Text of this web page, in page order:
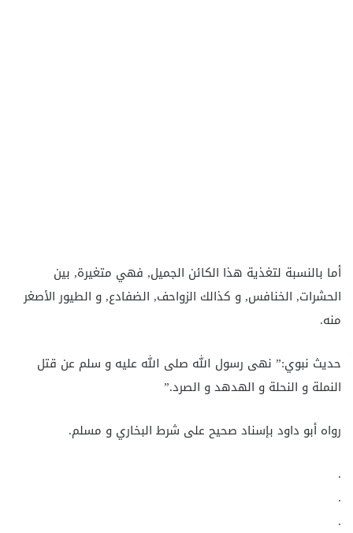
أما بالنسبة لتغذية هذا الكائن الجميل, فهي متغيرة, بين
الحشرات, الخنافس, و كذالك الزواحف, الضفادع, و الطيور الأصغر
منه.
حديث نبوي:” نهى رسول الله صلى الله عليه و سلم عن قتل
النملة و النحلة و الهدهد و الصرد.”
رواه أبو داود بإسناد صحيح على شرط البخاري و مسلم.
.
.
.